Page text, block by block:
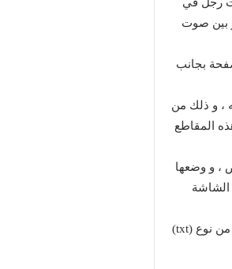
بين صوت
بجانب
، و ذلك من
المقاطع
، و وضعها
عند قيامنا برفع ملف من هاتفنا الى التطبيق يجب الا يزيد حجم الملف المرفوع عن (10KB) و ان يكون الملف من نوع (txt)